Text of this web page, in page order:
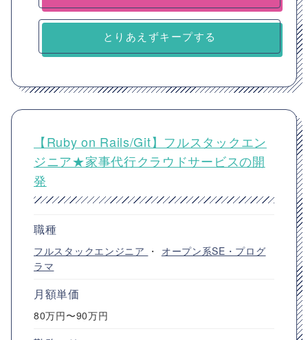
とりあえずキープする
【Ruby on Rails/Git】フルスタックエン
ジニア★家事代行クラウドサービスの開
発
職種
フルスタックエンジニア ・ オープン系SE・プログ
ラマ
月額単価
80万円〜90万円